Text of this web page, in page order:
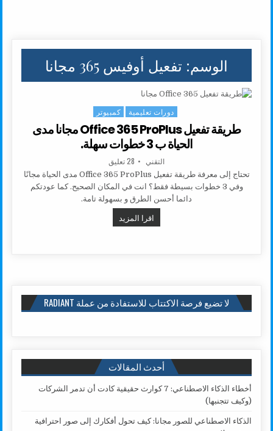
الوسم: تفعيل أوفيس 365 مجانا
Posted in
دورات تعليمية كمبيوتر
طريقة تفعيل Office 365 ProPlus مجانا مدى
الحياة ب 3 خطوات سهلة.
AUTHOR:
التقني 28 تعليق
تحتاج إلى معرفة طريقة تفعيل Office 365 ProPlus مدى الحياة مجانًا
وفي 3 خطوات بسيطة فقط؟ انت في المكان الصحيح. كما عودتكم
دائما أحسن الطرق و بسهولة تامة.
اقرا المزيد
لا تضيع فرصة الاكتتاب للاستفادة من عملة RADIANT
أحدث المقالات
أخطاء الذكاء الاصطناعي: 7 كوارث حقيقية كادت أن تدمر الشركات
(وكيف تتجنبها)
الذكاء الاصطناعي للصور مجانا: كيف تحول أفكارك إلى صور احترافية